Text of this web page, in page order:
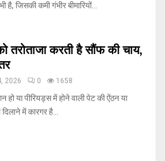
जिसकी कमी गंभीर बीमारियों...
तरोताजा करती है सौंफ की चाय,
2026 0 1658
हो या पीरियड्स में होने वाली पेट की ऐंठन या
में कारगर है...